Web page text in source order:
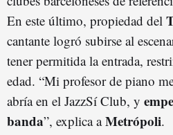
En este último, propiedad del
cantante logró subirse al
tener permitida la entrada,
edad. “Mi profesor de piano
abría en el JazzSí Club, y
banda”, explica aMetrópoli.